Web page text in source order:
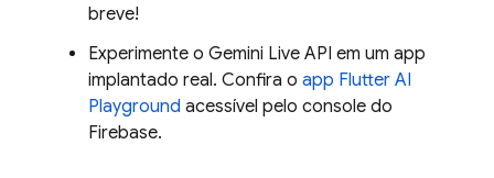
breve!
Experimente o Gemini Live API em um app
implantado real. Confira o app Flutter AI
Playground acessível pelo console do
Firebase.